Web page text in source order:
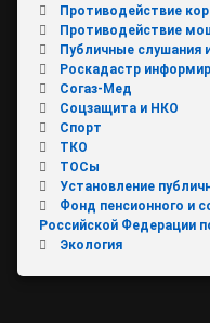
Противодействие
Противодействие
Публичные слушания
Роскадастр
Согаз-Мед
Соцзащита и НКО
Спорт
ТКО
ТОСы
Установление
Фонд пенсионного и
Российской Федерации
Экология